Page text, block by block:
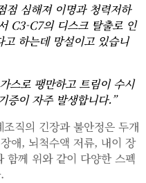
점 심해져 이명과 청력저하
C3-C7의 디스크 탈출로 인
하는데 망설이고 있습니
스로 팽만하고 트림이 수시
증이 자주 발생합니다.”
직의 긴장과 불안정은 두개
애, 뇌척수액 저류, 내이 장
함께 위와 같이 다양한 스펙